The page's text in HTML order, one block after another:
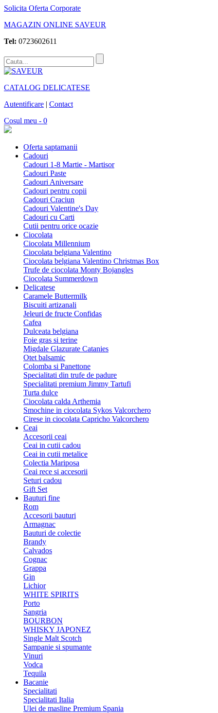
Solicita Oferta Corporate
MAGAZIN ONLINE SAVEUR
Tel: 0723602611
CATALOG DELICATESE
Autentificare | Contact
Cosul meu - 0
Oferta saptamanii
Cadouri
Cadouri 1-8 Martie - Martisor
Cadouri Paste
Cadouri Aniversare
Cadouri pentru copii
Cadouri Craciun
Cadouri Valentine's Day
Cadouri cu Carti
Cutii pentru orice ocazie
Ciocolata
Ciocolata Millennium
Ciocolata belgiana Valentino
Ciocolata belgiana Valentino Christmas Box
Trufe de ciocolata Monty Bojangles
Ciocolata Summerdown
Delicatese
Caramele Buttermilk
Biscuiti artizanali
Jeleuri de fructe Confidas
Cafea
Dulceata belgiana
Foie gras si terine
Migdale Glazurate Catanies
Otet balsamic
Colomba si Panettone
Specialitati din trufe de padure
Specialitati premium Jimmy Tartufi
Turta dulce
Ciocolata calda Arthemia
Smochine in ciocolata Sykos Valcorchero
Cirese in ciocolata Capricho Valcorchero
Ceai
Accesorii ceai
Ceai in cutii cadou
Ceai in cutii metalice
Colectia Mariposa
Ceai rece si accesorii
Seturi cadou
Gift Set
Bauturi fine
Rom
Accesorii bauturi
Armagnac
Bauturi de colectie
Brandy
Calvados
Cognac
Grappa
Gin
Lichior
WHITE SPIRITS
Porto
Sangria
BOURBON
WHISKY JAPONEZ
Single Malt Scotch
Sampanie si spumante
Vinuri
Vodca
Tequila
Bacanie
Specialitati
Specialitati Italia
Ulei de masline Premium Spania